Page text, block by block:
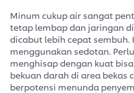
Minum cukup air sangat
tetap lembap dan jaringan
dicabut lebih cepat sembuh.
menggunakan sedotan.
menghisap dengan kuat
bekuan darah di area bekas
berpotensi menunda